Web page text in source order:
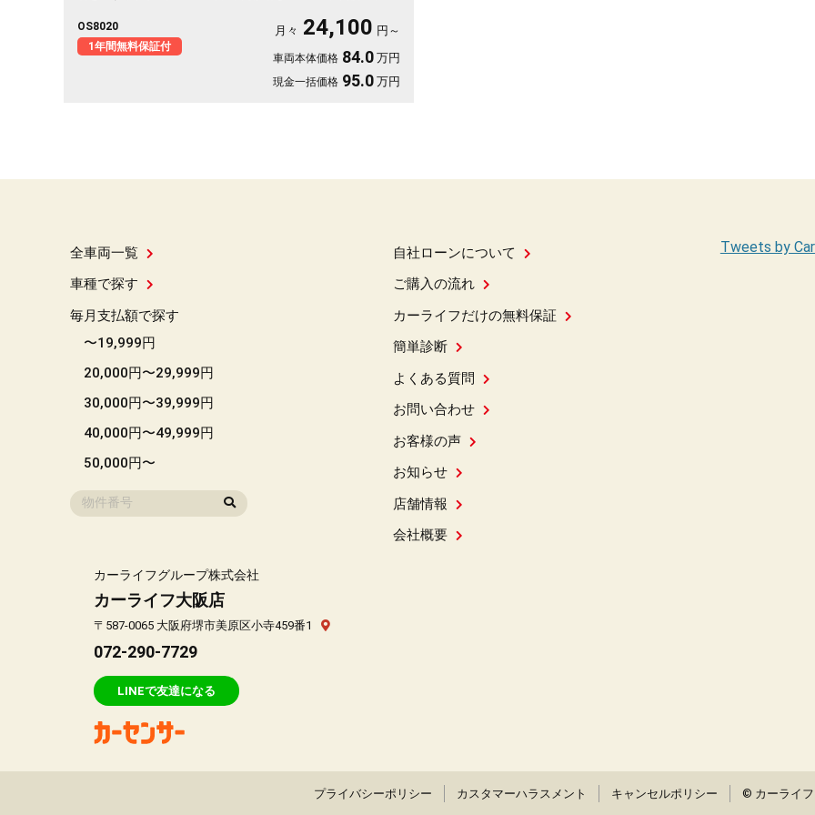
ラ付きで狭い駐車場も安心です。休日は仲間を乗せて遠出、そん
な時間が似合う一台。月々24100〜で始められます。走りを支え
るHVで燃費も心強い✨🚗💺🎵😊《1年保証付》
OS8020
1年間無料保証付
月々 24,100 円～
車両本体価格 84.0 万円
現金一括価格 95.0 万円
全車両一覧
車種で探す
毎月支払額で探す
〜19,999円
20,000円〜29,999円
30,000円〜39,999円
40,000円〜49,999円
50,000円〜
自社ローンについて
ご購入の流れ
カーライフだけの無料保証
簡単診断
よくある質問
お問い合わせ
お客様の声
お知らせ
店舗情報
会社概要
Tweets by
カーライフグループ株式会社
カーライフ大阪店
〒587-0065 大阪府堺市美原区小寺459番1
072-290-7729
LINEで友達になる
プライバシーポリシー カスタマーハラスメント キャンセルポリシー © カーライ